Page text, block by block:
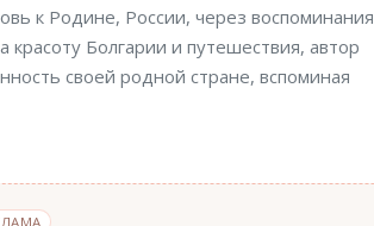
к Родине, России, через воспоминания
Болгарии и путешествия, автор
своей родной стране, вспоминая